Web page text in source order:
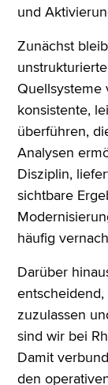
und
Zunächst
Quellsysteme
konsistente,
überführen,
Analysen
Disziplin,
sichtbare
häufig
Darüber
zuzulassen
sind wir bei
Damit
den